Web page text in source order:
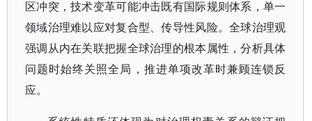
区冲突，技术变革可能冲击既有国际规则体系，单一
领域治理难以应对复合型、传导性风险。全球治理观
强调从内在关联把握全球治理的根本属性，分析具体
问题时始终关照全局，推进单项改革时兼顾连锁反
应。